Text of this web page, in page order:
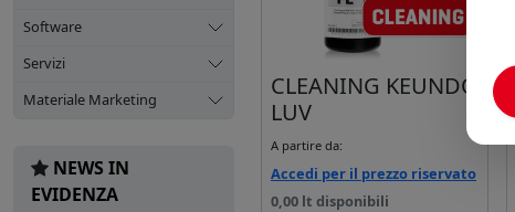
Software
Servizi
Materiale Marketing
NEWS IN
EVIDENZA
CLEANING KEUNDO
LUV
A partire da:
Accedi per il prezzo riservato
0,00 lt disponibili